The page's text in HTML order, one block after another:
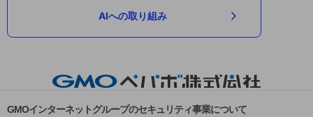
AIへの取り組み
GMOインターネットグループのセキュリティ事業について